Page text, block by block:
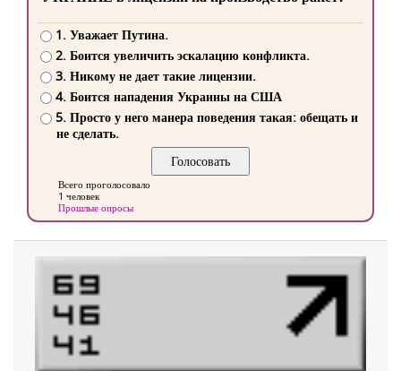
1. Уважает Путина.
2. Боится увеличить эскалацию конфликта.
3. Никому не дает такие лицензии.
4. Боится нападения Украины на США
5. Просто у него манера поведения такая: обещать и
не сделать.
Всего проголосовало
1 человек
Прошлые опросы